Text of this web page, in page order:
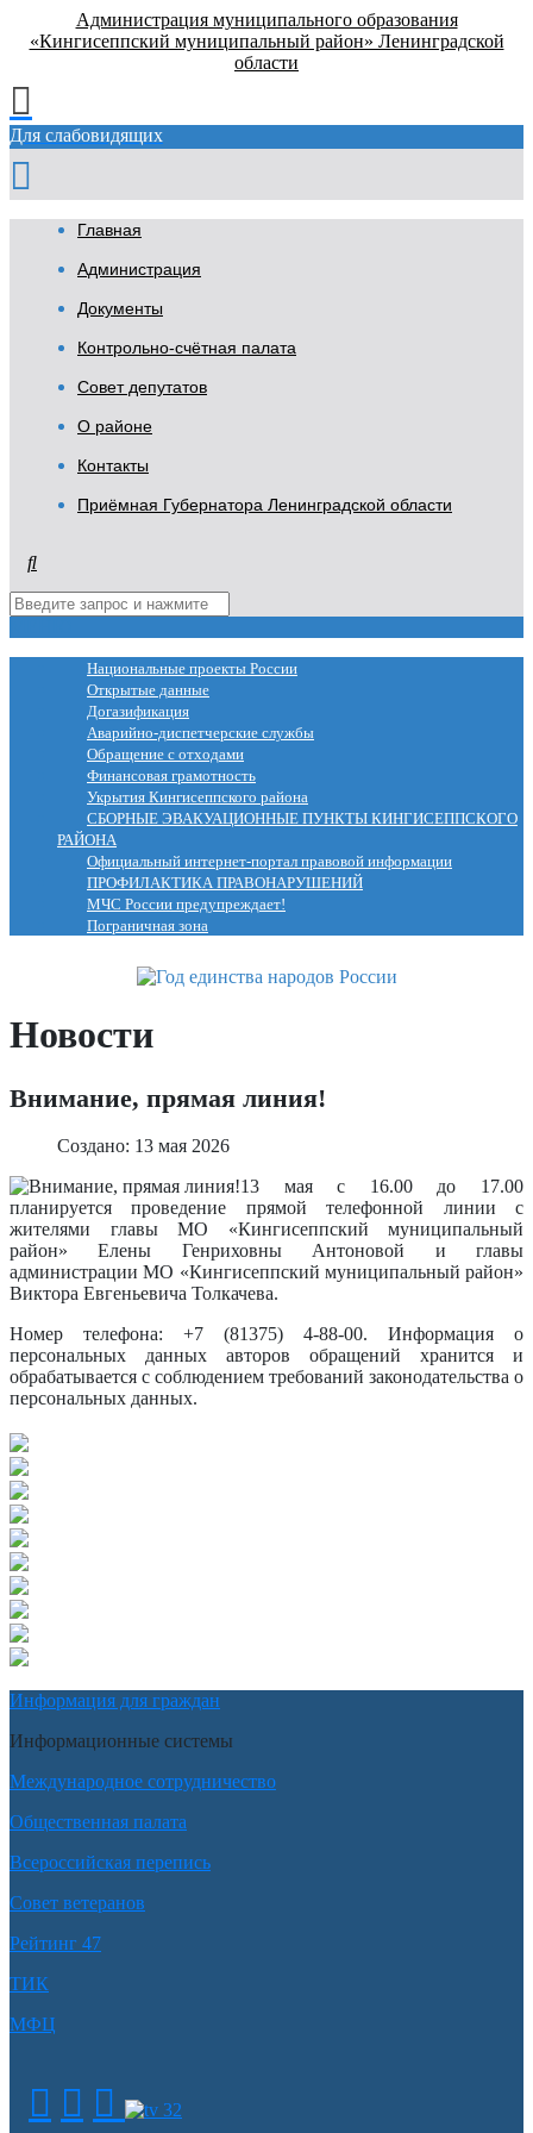
Администрация муниципального образования
«Кингисеппский муниципальный район» Ленинградской
области
Для слабовидящих
Главная
Администрация
Документы
Контрольно-счётная палата
Совет депутатов
О районе
Контакты
Приёмная Губернатора Ленинградской области
Национальные проекты России
Открытые данные
Догазификация
Аварийно-диспетчерские службы
Обращение с отходами
Финансовая грамотность
Укрытия Кингисеппского района
СБОРНЫЕ ЭВАКУАЦИОННЫЕ ПУНКТЫ КИНГИСЕППСКОГО
РАЙОНА
Официальный интернет-портал правовой информации
ПРОФИЛАКТИКА ПРАВОНАРУШЕНИЙ
МЧС России предупреждает!
Пограничная зона
Новости
Внимание, прямая линия!
Создано: 13 мая 2026
13 мая с 16.00 до 17.00
планируется проведение прямой телефонной линии с
жителями главы МО «Кингисеппский муниципальный
район» Елены Генриховны Антоновой и главы
администрации МО «Кингисеппский муниципальный район»
Виктора Евгеньевича Толкачева.
Номер телефона: +7 (81375) 4-88-00. Информация о
персональных данных авторов обращений хранится и
обрабатывается с соблюдением требований законодательства о
персональных данных.
Информация для граждан
Информационные системы
Международное сотрудничество
Общественная палата
Всероссийская перепись
Совет ветеранов
Рейтинг 47
ТИК
МФЦ